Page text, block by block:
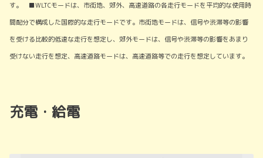
す。 ■WLTCモードは、市街地、郊外、高速道路の各走行モードを平均的な使用時
間配分で構成した国際的な走行モードです。市街地モードは、信号や渋滞等の影響
を受ける比較的低速な走行を想定し、郊外モードは、信号や渋滞等の影響をあまり
受けない走行を想定、高速道路モードは、高速道路等での走行を想定しています。
充電・給電